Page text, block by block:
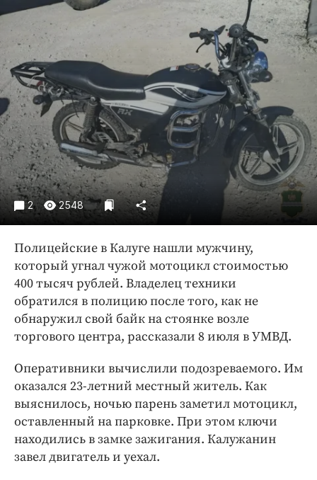
Благоустройство
Криминал
Культура
Недвижимость и ЖКХ
Образование
Общество
Погода
Праздники
Происшествия
Спорт
Экономика и бизнес
ПРОЕКТЫ
Блоги
Издания
Медиаперсона
Интересное чтиво
Клиника года
Бренд года
Работодатель года
2 2548
Полицейские в Калуге нашли мужчину,
который угнал чужой мотоцикл стоимостью
400 тысяч рублей. Владелец техники
обратился в полицию после того, как не
обнаружил свой байк на стоянке возле
торгового центра, рассказали 8 июля в УМВД.
Оперативники вычислили подозреваемого. Им
оказался 23-летний местный житель. Как
выяснилось, ночью парень заметил мотоцикл,
оставленный на парковке. При этом ключи
находились в замке зажигания. Калужанин
завел двигатель и уехал.